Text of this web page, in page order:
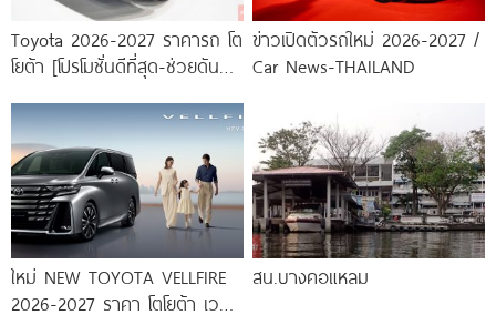
Toyota 2026-2027 ราคารถ โต
โยต้า [โปรโมชั่นดีที่สุด-ช่วยดันทุก
ข่าวเปิดตัวรถใหม่ 2026-2027 /
Car News-THAILAND
ใหม่ NEW TOYOTA VELLFIRE
2026-2027 ราคา โตโยต้า เวล
สน.บางคอแหลม